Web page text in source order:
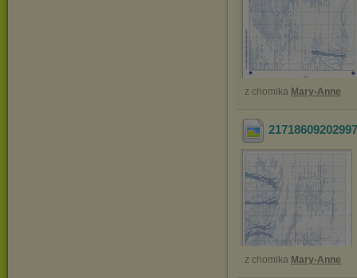
z chomika Mary-Anne
z chomika Mary-Anne